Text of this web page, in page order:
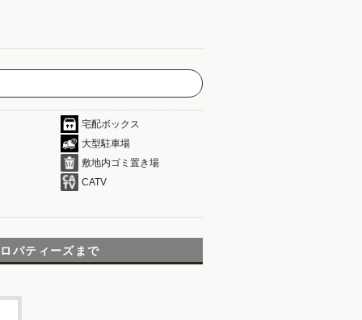
宅配ボックス
大型駐車場
敷地内ゴミ置き場
CATV
パティーズまで